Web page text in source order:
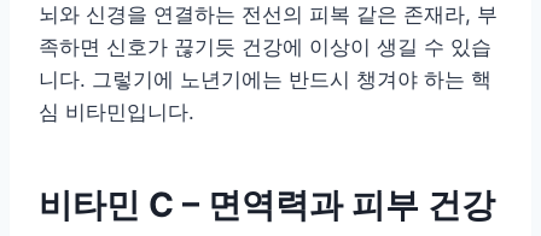
뇌와 신경을 연결하는 전선의 피복 같은 존재라, 부
족하면 신호가 끊기듯 건강에 이상이 생길 수 있습
니다. 그렇기에 노년기에는 반드시 챙겨야 하는 핵
심 비타민입니다.
비타민 C – 면역력과 피부 건강